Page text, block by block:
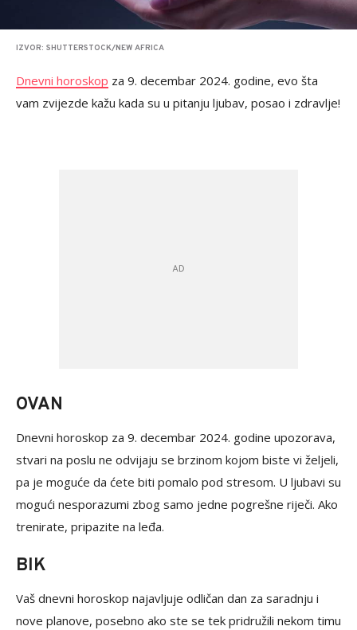
IZVOR: SHUTTERSTOCK/NEW AFRICA
Dnevni horoskop za 9. decembar 2024. godine, evo šta
vam zvijezde kažu kada su u pitanju ljubav, posao i zdravlje!
OVAN
Dnevni horoskop za 9. decembar 2024. godine upozorava,
stvari na poslu ne odvijaju se brzinom kojom biste vi željeli,
pa je moguće da ćete biti pomalo pod stresom. U ljubavi su
mogući nesporazumi zbog samo jedne pogrešne riječi. Ako
trenirate, pripazite na leđa.
BIK
Vaš dnevni horoskop najavljuje odličan dan za saradnju i
nove planove, posebno ako ste se tek pridružili nekom timu